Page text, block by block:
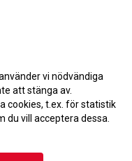
vi nödvändiga
att stänga av.
cookies, t.ex. för statistik
du vill acceptera dessa.